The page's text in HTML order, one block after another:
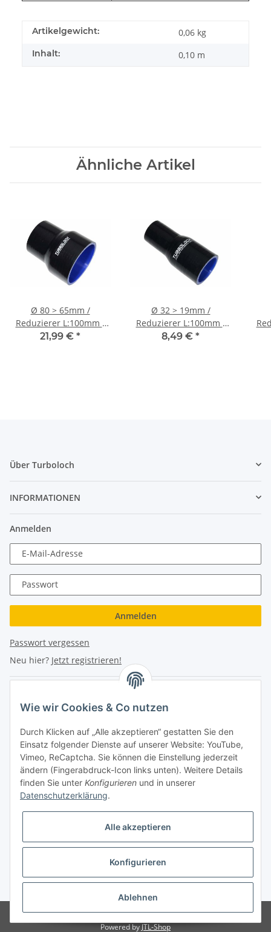
Artikelgewicht: 0,06 kg
Inhalt: 0,10 m
Ähnliche Artikel
Ø 80 > 65mm /
Reduzierer L:100mm /
Silikonschlauch -
21,99 € *
Ø 32 > 19mm /
Reduzierer L:100mm /
Silikonschlauch -
8,49 € *
Über Turboloch
INFORMATIONEN
Anmelden
E-Mail-Adresse
Passwort
Anmelden
Passwort vergessen
Neu hier? Jetzt registrieren!
Hauptplatz 4
2870 Aspang
eMail: info@turboloch.at
Tel: +43 (0)660/1314150
Di - Fr 9-17 Uhr / Fr 9-12 Uhr
Achtung keine Abholung mehr möglich!!!
* Alle Preise inkl. gesetzlicher USt., zzgl.Versand
© Turboloch Austria e.U. Besucherzähler: 2801241
Powered byJTL-Shop
Wie wir Cookies & Co nutzen
Durch Klicken auf „Alle akzeptieren“ gestatten Sie den
Einsatz folgender Dienste auf unserer Website: YouTube,
Vimeo, ReCaptcha. Sie können die Einstellung jederzeit
ändern (Fingerabdruck-Icon links unten). Weitere Details
finden Sie unter Konfigurieren und in unserer
Datenschutzerklärung.
Alle akzeptieren
Konfigurieren
Ablehnen